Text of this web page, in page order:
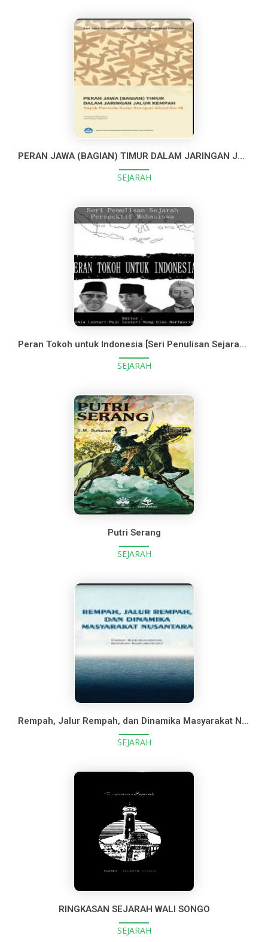
PERAN JAWA (BAGIAN) TIMUR DALAM JARINGAN JALUR REMPAH
SEJARAH
Peran Tokoh untuk Indonesia [Seri Penulisan Sejarah dalam Persfektif Mahasiswa]
SEJARAH
Putri Serang
SEJARAH
Rempah, Jalur Rempah, dan Dinamika Masyarakat Nusantara
SEJARAH
RINGKASAN SEJARAH WALI SONGO
SEJARAH